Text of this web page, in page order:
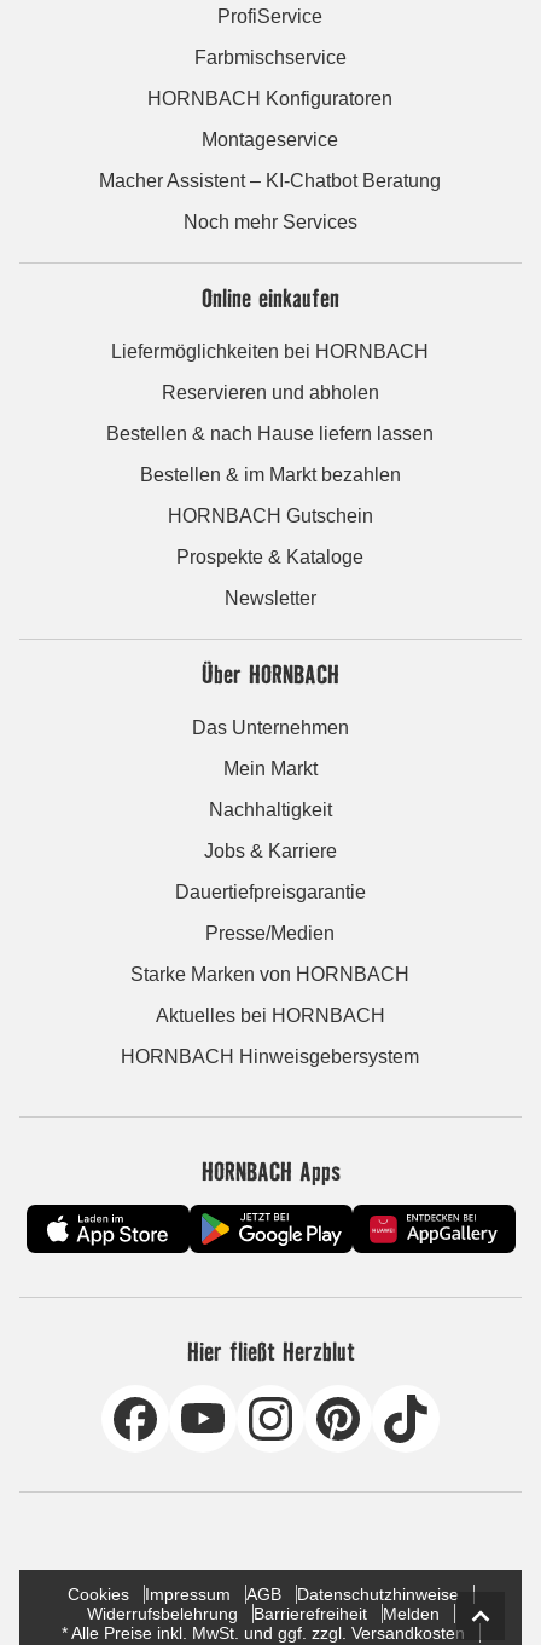
ProfiService
Farbmischservice
HORNBACH Konfiguratoren
Montageservice
Macher Assistent – KI-Chatbot Beratung
Noch mehr Services
Online einkaufen
Liefermöglichkeiten bei HORNBACH
Reservieren und abholen
Bestellen & nach Hause liefern lassen
Bestellen & im Markt bezahlen
HORNBACH Gutschein
Prospekte & Kataloge
Newsletter
Über HORNBACH
Das Unternehmen
Mein Markt
Nachhaltigkeit
Jobs & Karriere
Dauertiefpreisgarantie
Presse/Medien
Starke Marken von HORNBACH
Aktuelles bei HORNBACH
HORNBACH Hinweisgebersystem
HORNBACH Apps
Hier fließt Herzblut
Cookies Impressum AGB
Datenschutzhinweise
Widerrufsbelehrung
Barrierefreiheit
Melden
* Alle Preise inkl. MwSt. und ggf. zzgl. Versandkosten